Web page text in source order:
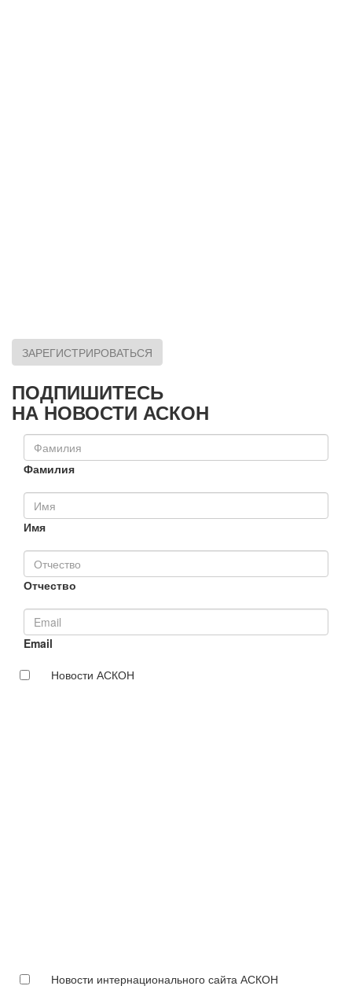
ЗАРЕГИСТРИРОВАТЬСЯ
ПОДПИШИТЕСЬ
НА НОВОСТИ АСКОН
Фамилия
Имя
Отчество
Email
Новости АСКОН
Новости интернационального сайта АСКОН